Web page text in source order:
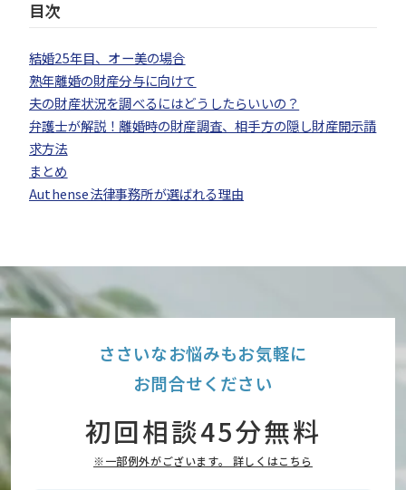
目次
結婚25年目、オー美の場合
熟年離婚の財産分与に向けて
夫の財産状況を調べるにはどうしたらいいの？
弁護士が解説！離婚時の財産調査、相手方の隠し財産開示請
求方法
まとめ
Authense法律事務所が選ばれる理由
ささいなお悩みもお気軽に
お問合せください
初回相談45分無料
※一部例外がございます。 詳しくはこちら